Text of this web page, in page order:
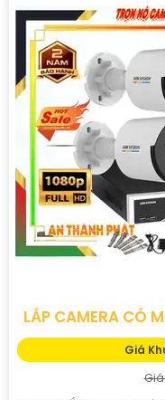
LẮP CAMERA CÓ
Giá
Giá